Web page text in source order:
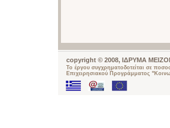
copyright © 2008, ΙΔΡΥΜΑ
Το έργου συγχρηματοδοτείται σε
Επιχειρησιακού Προγράμματος